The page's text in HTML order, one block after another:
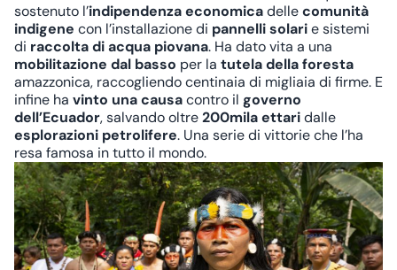
sostenuto l’indipendenza economicadellecomunità
indigene con l’installazione di pannelli solarie sistemi
di raccolta di acqua piovana. Ha dato vita a una
mobilitazione dal basso per la tutela della foresta
amazzonica, raccogliendo centinaia di migliaia di firme. E
infine ha vinto una causacontro il governo
dell’Ecuador, salvando oltre200mila ettaridalle
esplorazioni petrolifere. Una serie di vittorie che l’ha
resa famosa in tutto il mondo.